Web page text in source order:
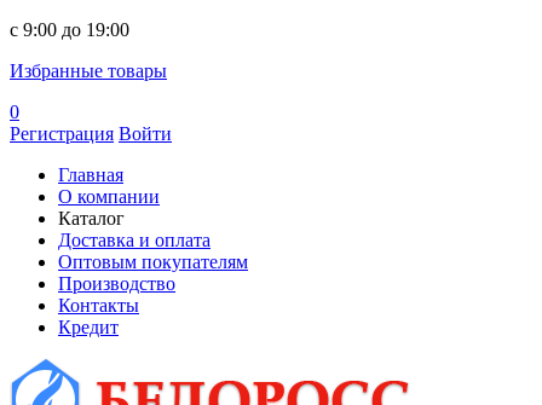
c 9:00 до 19:00
Избранные товары
0
Регистрация Войти
Главная
О компании
Каталог
Доставка и оплата
Оптовым покупателям
Производство
Контакты
Кредит